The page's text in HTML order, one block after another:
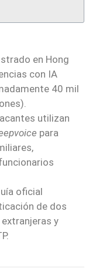
en Hong
con IA
40 mil
utilizan
para
oficial
de dos
y